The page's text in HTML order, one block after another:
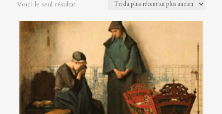
Voici le seul résultat